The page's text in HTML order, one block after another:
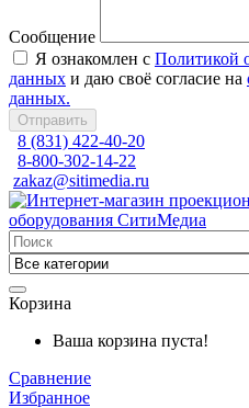
Сообщение
Я ознакомлен с Политикой
данных и даю своё согласие на
данных.
Отправить
8 (831) 422-40-20
8-800-302-14-22
zakaz@sitimedia.ru
Корзина
Ваша корзина пуста!
Сравнение
Избранное